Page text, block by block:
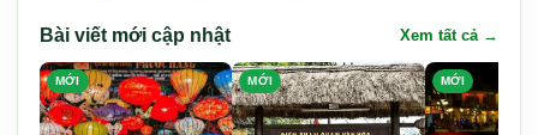
Bài viết mới cập nhật Xem tất cả →
MỚI MỚI MỚI